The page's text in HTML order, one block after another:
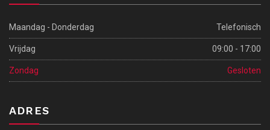
Maandag - Donderdag Telefonisch
Vrijdag 09:00 - 17:00
Zondag Gesloten
ADRES